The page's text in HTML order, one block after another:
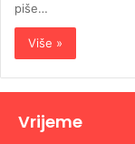
piše…
Više »
Vrijeme